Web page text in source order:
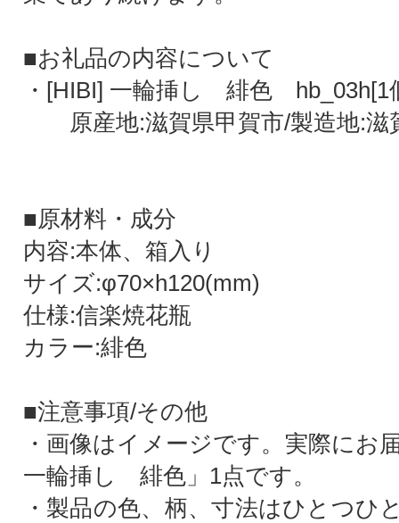
■お礼品の内容について
・[HIBI] 一輪挿し 緋色 hb_03h[1
原産地:滋賀県甲賀市/製造地:滋
■原材料・成分
内容:本体、箱入り
サイズ:φ70×h120(mm)
仕様:信楽焼花瓶
カラー:緋色
■注意事項/その他
・画像はイメージです。実際にお
一輪挿し 緋色」1点です。
・製品の色、柄、寸法はひとつひ